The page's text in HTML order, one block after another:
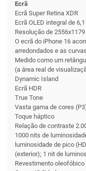
Ecrã
Ecrã Super Retina XDR
Ecrã OLED integral de
Resolução de
O ecrã do iPhone 16
arredondados e as
Medido como um
(a área real de
Dynamic Island
Ecrã HDR
True Tone
Vasta gama de cores
Toque háptico
Relação de contraste
1000 nits de
luminosidade de pico
(exterior); 1 nit de
Revestimento